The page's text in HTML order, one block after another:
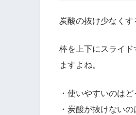
炭酸の抜け少なくす
棒を上下にスライ
ますよね。
・使いやすいのはど
・炭酸が抜けないの